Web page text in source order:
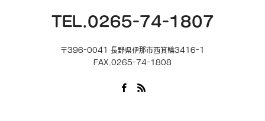
TEL.0265-74-1807
〒396-0041 長野県伊那市西箕輪3416-1
FAX.0265-74-1808